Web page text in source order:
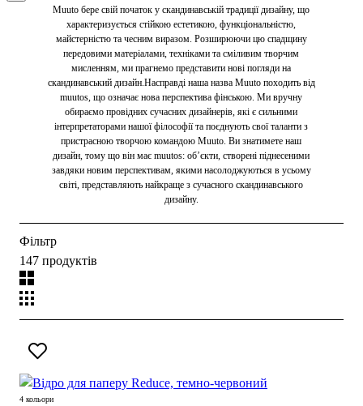
Muuto бере свій початок у скандинавській традиції дизайну, що
характеризується стійкою естетикою, функціональністю,
майстерністю та чесним виразом. Розширюючи цю спадщину
передовими матеріалами, техніками та сміливим творчим
мисленням, ми прагнемо представити нові погляди на
скандинавський дизайн.Насправді наша назва Muuto походить від
muutos, що означає нова перспектива фінською. Ми вручну
обираємо провідних сучасних дизайнерів, які є сильними
інтерпретаторами нашої філософії та поєднують свої таланти з
пристрасною творчою командою Muuto. Ви знатимете наш
дизайн, тому що він має muutos: об’єкти, створені піднесеними
завдяки новим перспективам, якими насолоджуються в усьому
світі, представляють найкраще з сучасного скандинавського
дизайну.
Фільтр
147 продуктів
4 кольори